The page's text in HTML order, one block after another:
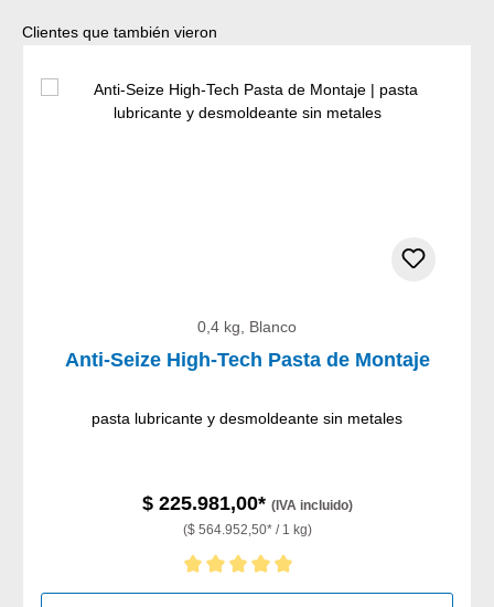
Omitir la galería de productos
Clientes que también vieron
0,4 kg, Blanco
Anti-Seize High-Tech Pasta de Montaje
pasta lubricante y desmoldeante sin metales
$ 225.981,00* (IVA incluido)
($ 564.952,50* / 1 kg)
Calificación promedio de 5 de 5 estrellas